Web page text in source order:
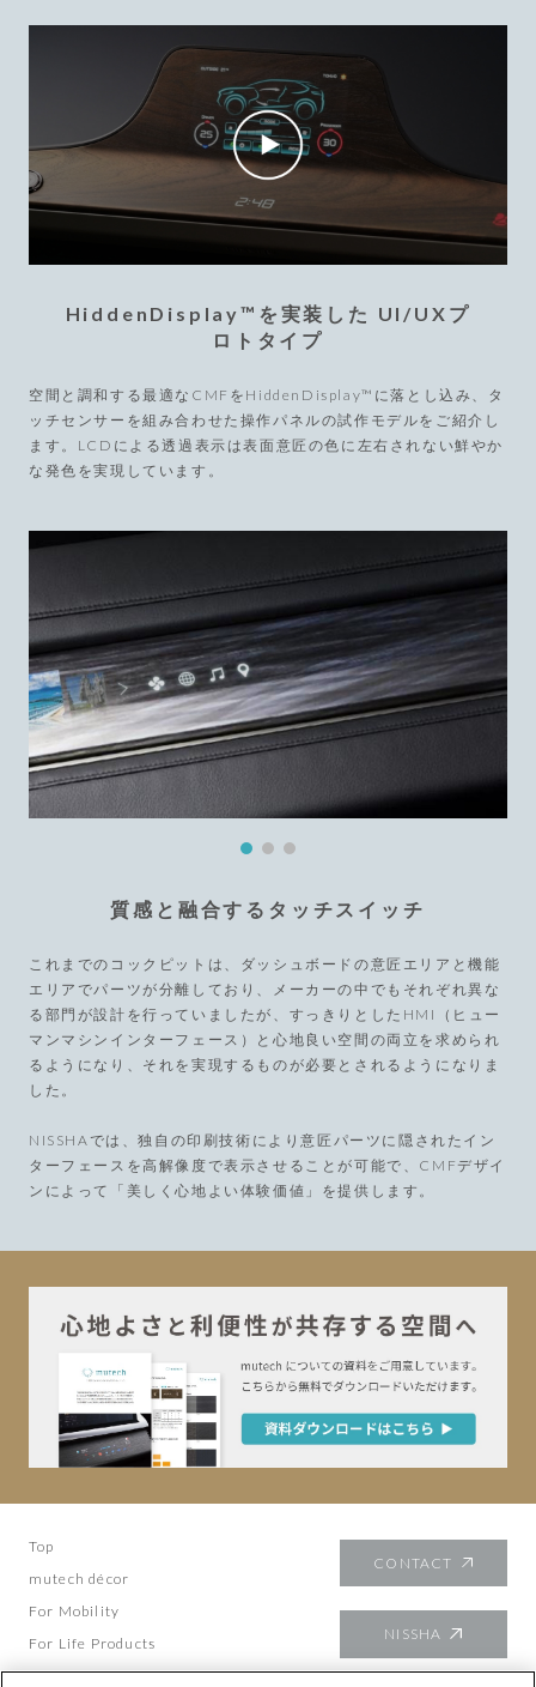
HiddenDisplay™を実装した UI/UXプ
ロトタイプ
空間と調和する最適なCMFをHiddenDisplay™に落とし込み、タ
ッチセンサーを組み合わせた操作パネルの試作モデルをご紹介し
ます。LCDによる透過表示は表面意匠の色に左右されない鮮やか
な発色を実現しています。
質感と融合するタッチスイッチ
これまでのコックピットは、ダッシュボードの意匠エリアと機能
エリアでパーツが分離しており、メーカーの中でもそれぞれ異な
る部門が設計を行っていましたが、すっきりとしたHMI（ヒュー
マンマシンインターフェース）と心地良い空間の両立を求められ
るようになり、それを実現するものが必要とされるようになりま
した。
NISSHAでは、独自の印刷技術により意匠パーツに隠されたイン
ターフェースを高解像度で表示させることが可能で、CMFデザイ
ンによって「美しく心地よい体験価値」を提供します。
Top
mutech décor
For Mobility
For Life Products
CONTACT
NISSHA